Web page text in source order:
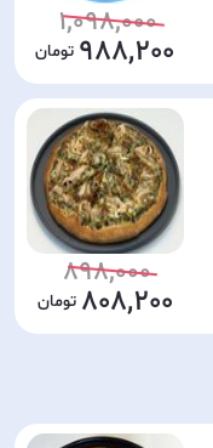
1,098,000
988,200
898,000
808,200